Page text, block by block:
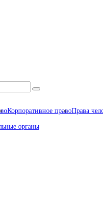
Корпоративное правоПрава
органы